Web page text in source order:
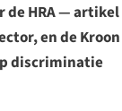
de HRA — artikel
en de Kroon
discriminatie